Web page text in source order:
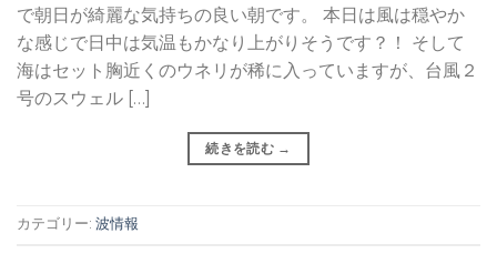
で朝日が綺麗な気持ちの良い朝です。 本日は風は穏やか
な感じで日中は気温もかなり上がりそうです？！ そして
海はセット胸近くのウネリが稀に入っていますが、台風２
号のスウェル […]
続きを読む →
カテゴリー: 波情報